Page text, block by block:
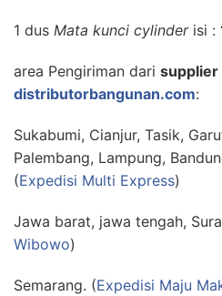
1 dus Mata kunci cylinderisi :
area Pengiriman dari supplier
distributorbangunan.com:
Sukabumi, Cianjur, Tasik,
Palembang, Lampung,
(Expedisi Multi Express)
Jawa barat, jawa tengah,
Wibowo)
Semarang. (Expedisi Maju